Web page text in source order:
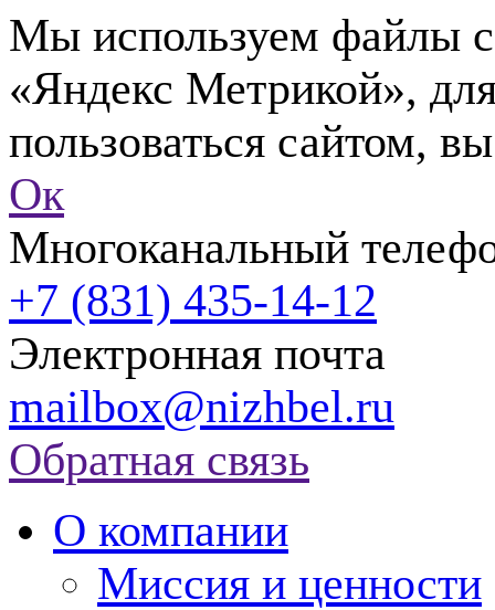
Мы используем файлы
«Яндекс Метрикой»,
пользоваться сайтом,
Ок
Многоканальный
+7 (831) 435-14-12
Электронная почта
mailbox@nizhbel.ru
Обратная связь
О компании
Миссия и ценности